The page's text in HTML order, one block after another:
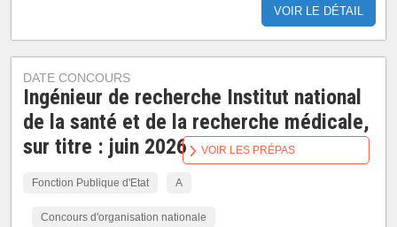
VOIR LE DÉTAIL
DATE CONCOURS
Ingénieur de recherche Institut national
de la santé et de la recherche médicale,
sur titre : juin 2026
Fonction Publique d'Etat A
Concours d'organisation nationale
VOIR LES PRÉPAS